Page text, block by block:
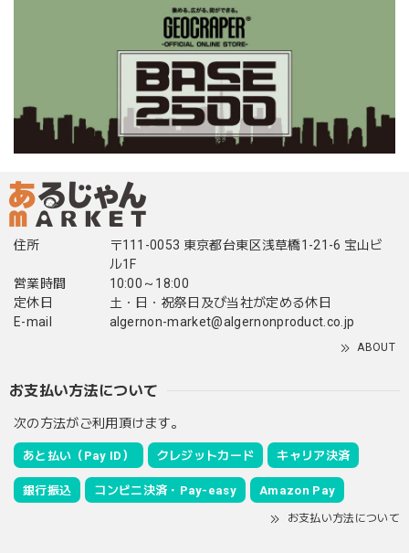
住所
〒111-0053 東京都台東区浅草橋1-21-6 宝山ビ
ル1F
営業時間
10:00～18:00
定休日
土・日・祝祭日及び当社が定める休日
E-mail
algernon-market@algernonproduct.co.jp
ABOUT
お支払い方法について
次の方法がご利用頂けます。
あと払い（Pay ID） クレジットカード キャリア決済
銀行振込 コンビニ決済・Pay-easy Amazon Pay
お支払い方法について